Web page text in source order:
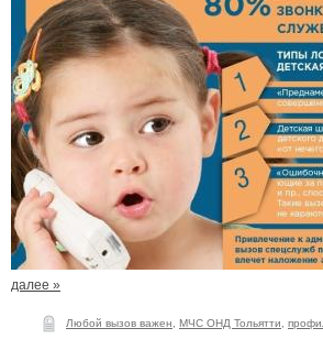
далее »
Любой вызов важен МЧС ОНД Тольятти